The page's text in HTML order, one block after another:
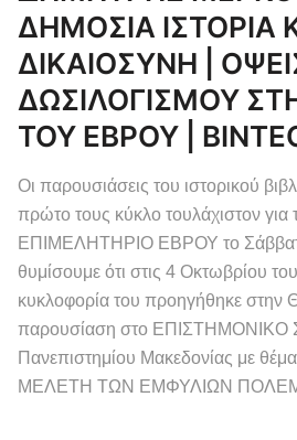
ΔΗΜΟΣΙΑ ΙΣΤΟΡΙΑ
ΔΙΚΑΙΟΣΥΝΗ |
ΔΩΣΙΛΟΓΙΣΜΟΥ
ΤΟΥ ΕΒΡΟΥ |
Οι παρουσιάσεις του ιστορικού
πρώτο τους κύκλο τουλάχιστον
ΕΠΙΜΕΛΗΤΗΡΙΟ ΕΒΡΟΥ το
θυμίσουμε ότι στις 4 Οκτωβρίου
κυκλοφορία του προηγήθηκε στην
παρουσίαση στο
Πανεπιστημίου Μακεδονίας με
ΜΕΛΕΤΗ ΤΩΝ ΕΜΦΥΛΙΩΝ